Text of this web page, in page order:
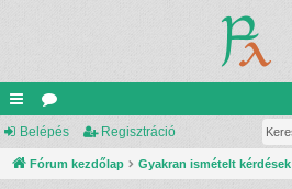
yo
rs
ór
u
Belépés Regisztráció
Fórum kezdőlap Gyakran ismételt kérdések